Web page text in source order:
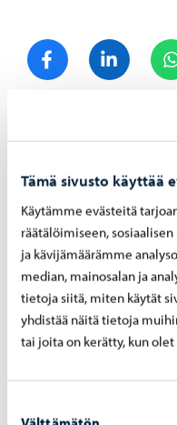
Tämä sivusto käyttää
Käytämme evästeitä
räätälöimiseen,
ja kävijämäärämme
median, mainosalan ja
tietoja siitä, miten käytät
yhdistää näitä tietoja
tai joita on kerätty, kun
Jaa FacebookJaa
Opetus ja koulutus -
Haku
käyn­nis­sä